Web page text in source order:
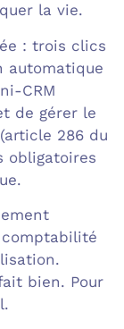
la vie.
: trois clics
automatique
CRM
de gérer le
286 du
obligatoires
comptabilité
bien. Pour